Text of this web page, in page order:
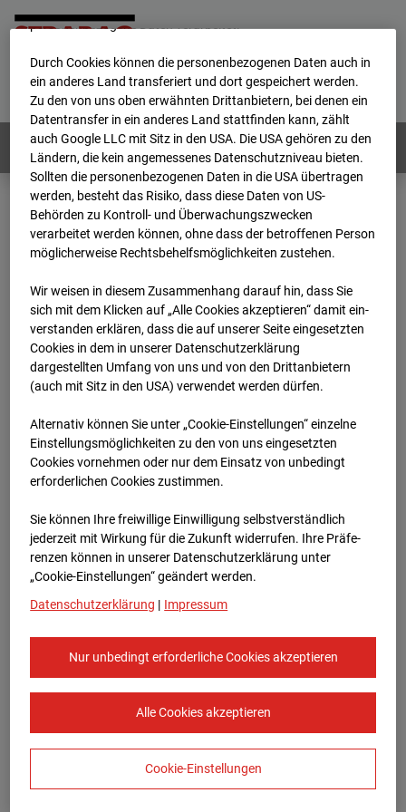
Home E-Mail Impressum
Login
Deutsch / English
Webcams: Alle Länder
Home
Deutschland
BC-120 - BV W2 Campus BT 1-3
Archiv
2026
14:25
BC-120 - BV W2
Campus BT 1-3
Stuttgart
Zur Übersicht
Europe/Berlin
personenbezogene Daten verarbeitet.
Durch Cookies können die personenbezogenen Daten auch in
ein anderes Land transferiert und dort gespeichert werden.
Zu den von uns oben erwähnten Drittanbietern, bei denen ein
Datentransfer in ein anderes Land stattfinden kann, zählt
auch Google LLC mit Sitz in den USA. Die USA gehören zu den
Ländern, die kein angemessenes Datenschutzniveau bieten.
Sollten die personenbezogenen Daten in die USA übertragen
werden, besteht das Risiko, dass diese Daten von US-
Behörden zu Kontroll- und Überwachungszwecken
verarbeitet werden können, ohne dass der betroffenen Person
möglicherweise Rechtsbehelfsmöglichkeiten zustehen.
Wir weisen in diesem Zusammenhang darauf hin, dass Sie
sich mit dem Klicken auf „Alle Cookies akzeptieren“ damit ein­
ver­standen erklären, dass die auf unserer Seite eingesetzten
Cookies in dem in unserer Datenschutzerklärung
dargestellten Umfang von uns und von den Drittanbietern
(auch mit Sitz in den USA) verwendet werden dürfen.
Alternativ können Sie unter „Cookie-Einstellungen“ einzelne
Einstellungsmöglichkeiten zu den von uns eingesetzten
Cookies vornehmen oder nur dem Einsatz von unbedingt
erforderlichen Cookies zustimmen.
Sie können Ihre freiwillige Einwilligung selbstverständlich
jederzeit mit Wirkung für die Zukunft widerrufen. Ihre Prä­fe­
renzen können in unserer Datenschutzerklärung unter
„Cookie-Einstellungen“ geändert werden.
Datenschutzerklärung | Impressum
Nur unbedingt erforderliche Cookies akzeptieren
Alle Cookies akzeptieren
Cookie-Einstellungen